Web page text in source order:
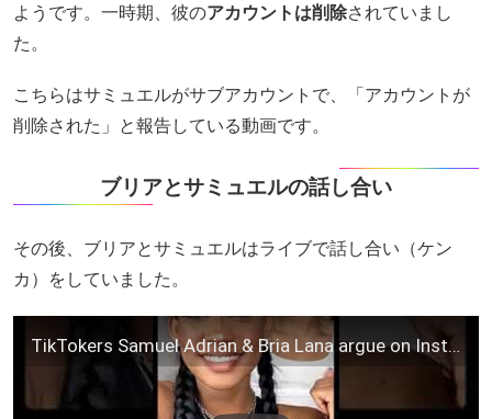
ようです。一時期、彼のアカウントは削除されていまし
た。
こちらはサミュエルがサブアカウントで、「アカウントが
削除された」と報告している動画です。
ブリアとサミュエルの話し合い
その後、ブリアとサミュエルはライブで話し合い（ケン
カ）をしていました。
TikTokers Samuel Adrian & Bria Lana argue on Instagram Live (FULL+HIGH QUALITY) – 04.27.21